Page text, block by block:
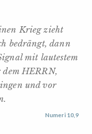
Krieg zieht
bedrängt, dann
mit lautestem
HERRN,
und vor
Numeri 10,9